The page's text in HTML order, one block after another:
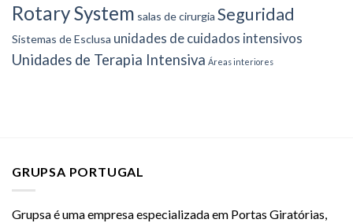
Rotary System salas de cirurgia Seguridad
Sistemas de Esclusa unidades de cuidados intensivos
Unidades de Terapia Intensiva Áreas interiores
GRUPSA PORTUGAL
Grupsa é uma empresa especializada em Portas Giratórias,